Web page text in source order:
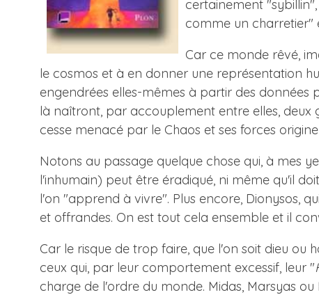
certainement
comme un charretier"
Car ce monde rêvé,
le cosmos et à en donner une représentation
engendrées elles-mêmes à partir des données
là naîtront, par accouplement entre elles, deux
cesse menacé par le Chaos et ses forces
Notons au passage quelque chose qui, à mes
l'inhumain) peut être éradiqué, ni même qu'il
l'on "apprend à vivre". Plus encore, Dionysos,
et offrandes. On est tout cela ensemble et il
Car le risque de trop faire, que l'on soit dieu
ceux qui, par leur comportement excessif, leur "
charge de l'ordre du monde. Midas, Marsyas